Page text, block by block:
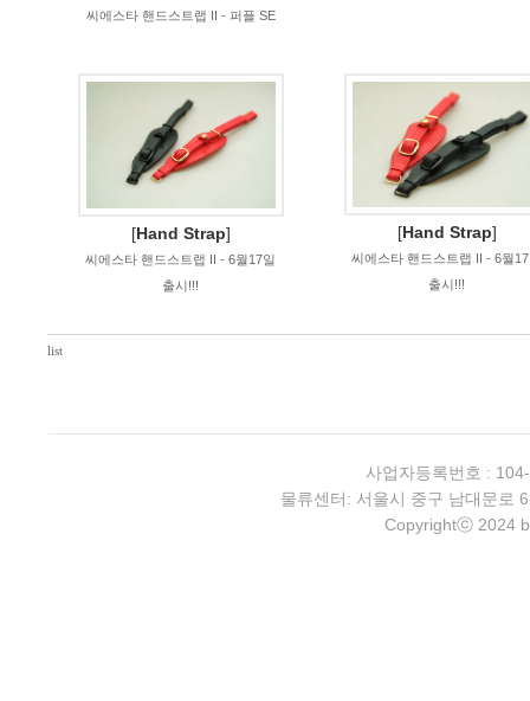
씨에스타 핸드스트랩 II - 퍼플 SE
[Hand Strap]
씨에스타 핸드스트랩 II - 6월17일
출시!!!
[Hand Strap]
씨에스타 핸드스트랩 II - 6월
출시!!!
list
사업자등록번호 :
물류센터: 서울시 중구 남대문로
Copyrightⓒ 2024